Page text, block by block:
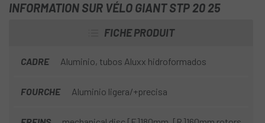
INFORMATION SUR VÉLO GIANT STP 20 25
FICHE PRODUIT
CADRE Aluminio, tubos Aluxx hidroformados
FOURCHE Aluminio ligera/+precisa